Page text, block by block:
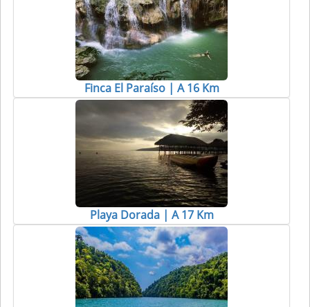
Finca El Paraíso | A 16 Km
Playa Dorada | A 17 Km